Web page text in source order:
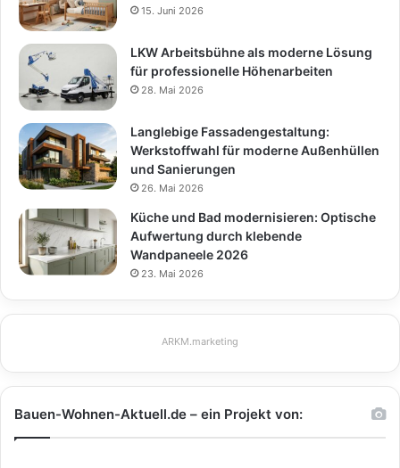
15. Juni 2026
LKW Arbeitsbühne als moderne Lösung
für professionelle Höhenarbeiten
28. Mai 2026
Langlebige Fassadengestaltung:
Werkstoffwahl für moderne Außenhüllen
und Sanierungen
26. Mai 2026
Küche und Bad modernisieren: Optische
Aufwertung durch klebende
Wandpaneele 2026
23. Mai 2026
ARKM.marketing
Bauen-Wohnen-Aktuell.de – ein Projekt von: